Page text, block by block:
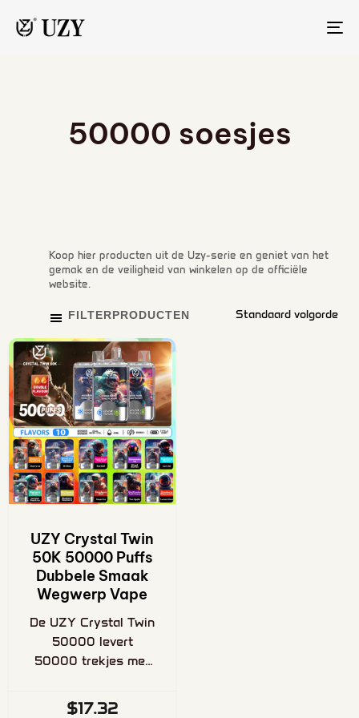
50000 soesjes
Koop hier producten uit de Uzy-serie en geniet van het
gemak en de veiligheid van winkelen op de officiële
website.
FILTERPRODUCTEN
UZY Crystal Twin
50K 50000 Puffs
Dubbele Smaak
Wegwerp Vape
De UZY Crystal Twin
50000 levert
50000 trekjes met
dubbele
$17.32